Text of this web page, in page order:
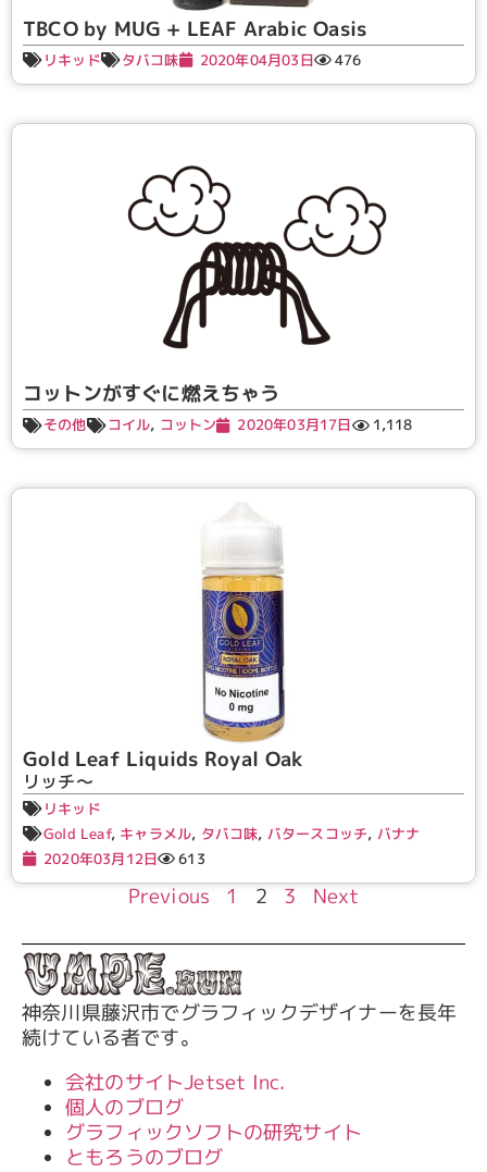
TBCO by MUG + LEAF Arabic Oasis
リキッド タバコ味 2020年04月03日 476
コットンがすぐに燃えちゃう
その他 コイル, コットン 2020年03月17日 1,118
Gold Leaf Liquids Royal Oak
リッチ～
リキッド
Gold Leaf, キャラメル, タバコ味, バタースコッチ, バナナ
2020年03月12日
613
Previous 1 2 3 Next
神奈川県藤沢市でグラフィックデザイナーを長年
続けている者です。
会社のサイトJetset Inc.
個人のブログ
グラフィックソフトの研究サイト
ともろうのブログ